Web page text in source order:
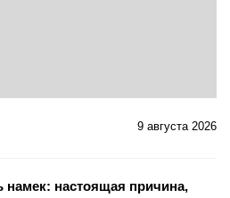
9 августа 2026
настоящая причина,